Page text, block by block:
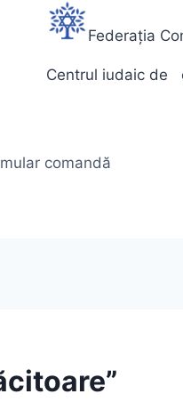
Federația
Centrul iudaic de
comandă